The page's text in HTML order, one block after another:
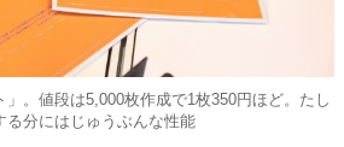
。値段は5,000枚作成で1枚350円ほど。たし
る分にはじゅうぶんな性能